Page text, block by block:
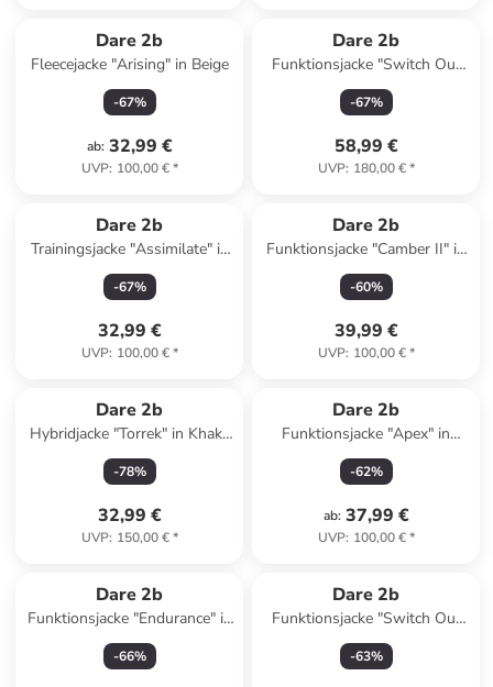
Dare 2b
Fleecejacke "Arising" in Beige
-67%
ab: 32,99 €
UVP: 100,00 €*
Dare 2b
Funktionsjacke "Switch Out
III" in KOliv
-67%
58,99 €
UVP: 180,00 €*
Dare 2b
Trainingsjacke "Assimilate" in
Blau/ Schwarz
-67%
32,99 €
UVP: 100,00 €*
Dare 2b
Funktionsjacke "Camber II" in
Bordeaux
-60%
39,99 €
UVP: 100,00 €*
Dare 2b
Hybridjacke "Torrek" in Khaki/
Schwarz
-78%
32,99 €
UVP: 150,00 €*
Dare 2b
Funktionsjacke "Apex" in
Dunkelblau
-62%
ab: 37,99 €
UVP: 100,00 €*
Dare 2b
Funktionsjacke "Endurance" in
Bordeaux/ Grau
-66%
Dare 2b
Funktionsjacke "Switch Out
III" in Dunkelblau
-63%